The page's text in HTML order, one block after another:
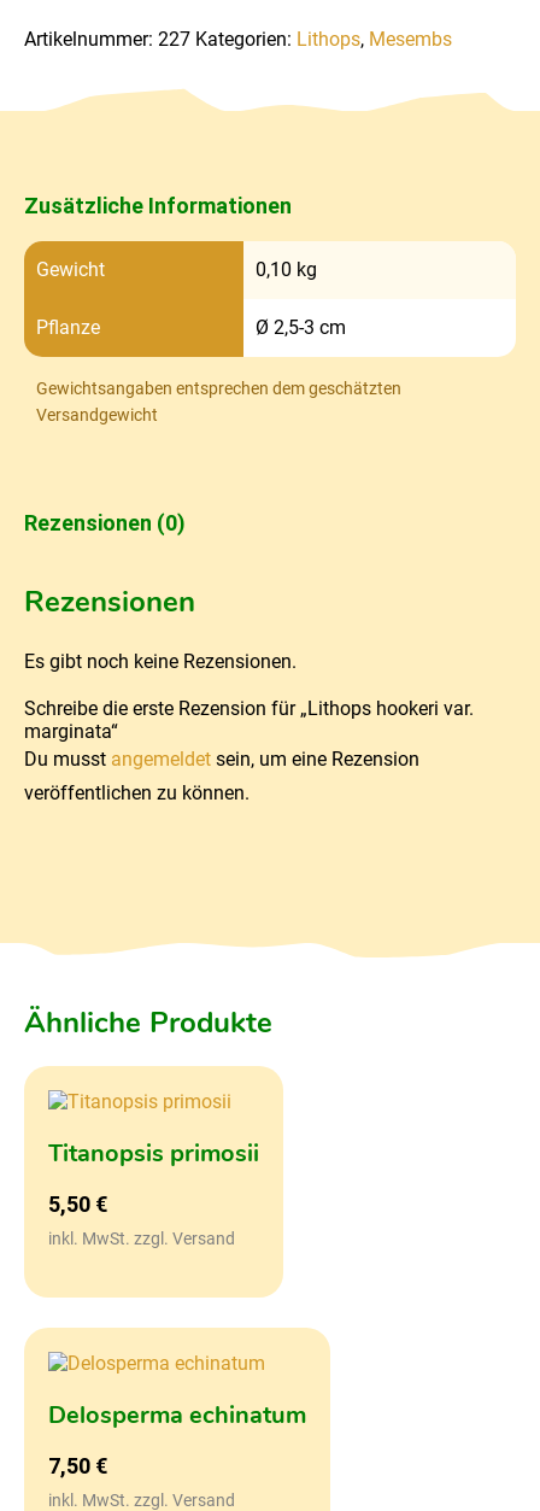
Artikelnummer: 227 Kategorien: Lithops, Mesembs
Zusätzliche Informationen
Gewicht 0,10 kg
Pflanze Ø 2,5-3 cm
Gewichtsangaben entsprechen dem geschätzten
Versandgewicht
Rezensionen (0)
Rezensionen
Es gibt noch keine Rezensionen.
Schreibe die erste Rezension für „Lithops hookeri var.
marginata“
Du musst angemeldet sein, um eine Rezension
veröffentlichen zu können.
Ähnliche Produkte
Titanopsis primosii
5,50 €
inkl. MwSt. zzgl. Versand
Delosperma echinatum
7,50 €
inkl. MwSt. zzgl. Versand